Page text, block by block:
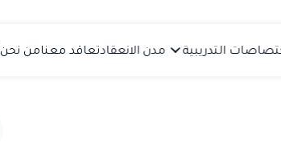
التدريبية مدن الانعقادتعاقد معنامن نحن